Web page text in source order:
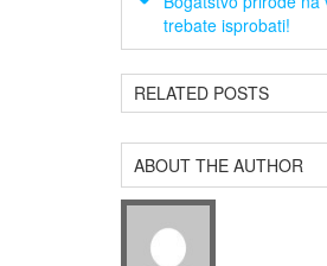
trebate isprobati!
RELATED POSTS
ABOUT THE AUTHOR